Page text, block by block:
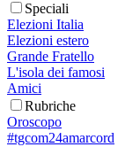
Speciali
Elezioni Italia
Elezioni estero
Grande Fratello
L'isola dei famosi
Amici
Rubriche
Oroscopo
#tgcom24amarcord